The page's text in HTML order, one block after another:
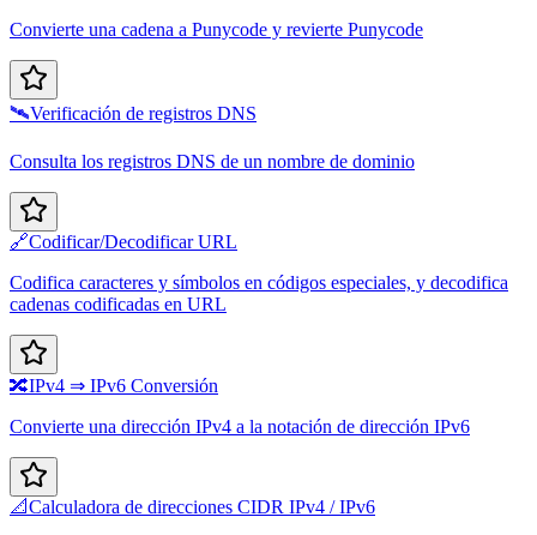
Convierte una cadena a Punycode y revierte Punycode
🛰️Verificación de registros DNS
Consulta los registros DNS de un nombre de dominio
🔗Codificar/Decodificar URL
Codifica caracteres y símbolos en códigos especiales, y decodifica
cadenas codificadas en URL
🔀IPv4 ⇒ IPv6 Conversión
Convierte una dirección IPv4 a la notación de dirección IPv6
📐Calculadora de direcciones CIDR IPv4 / IPv6